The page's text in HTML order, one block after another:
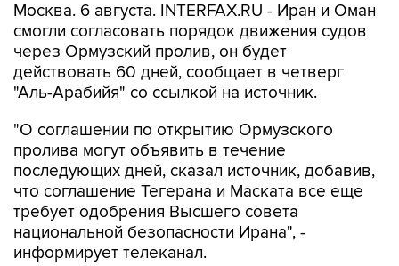
Москва. 6 августа. INTERFAX.RU - Иран и Оман
смогли согласовать порядок движения судов
через Ормузский пролив, он будет
действовать 60 дней, сообщает в четверг
"Аль-Арабийя" со ссылкой на источник.
"О соглашении по открытию Ормузского
пролива могут объявить в течение
последующих дней, сказал источник, добавив,
что соглашение Тегерана и Маската все еще
требует одобрения Высшего совета
национальной безопасности Ирана", -
информирует телеканал.